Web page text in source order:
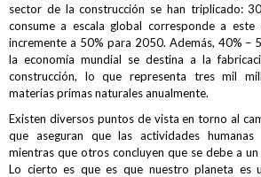
sector de la construcción se han triplicado:
consume a escala global corresponde a
incremente a 50% para 2050. Además, 40% –
la economía mundial se destina a la
construcción, lo que representa tres mil
materias primas naturales anualmente.
Existen diversos puntos de vista en torno al
que aseguran que las actividades
mientras que otros concluyen que se debe a
Lo cierto es que es que nuestro planeta es